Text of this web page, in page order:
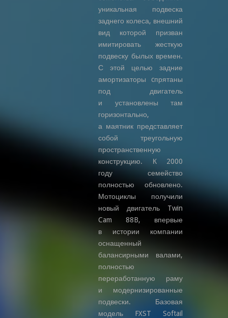
уникальная подвеска
заднего колеса, внешний
вид которой призван
имитировать жесткую
подвеску былых времен.
С этой целью задние
амортизаторы cпрятаны
под двигатель
и установлены там
горизонтально,
а маятник представляет
собой треугольную
пространственную
конструкцию. К 2000
году семейство
полностью обновлено.
Мотоциклы получили
новый двигатель Twin
Cam 88B, впервые
в истории компании
оснащенный
балансирными валами,
полностью
переработанную раму
и модернизированные
подвески. Базовая
модель FXST Softail